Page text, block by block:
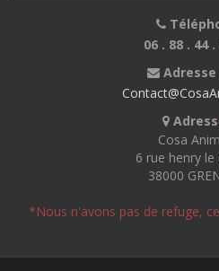
06 . 88 . 44
Cosa
6 rue henry le
38000
*Nous n'avons pas de refuge,